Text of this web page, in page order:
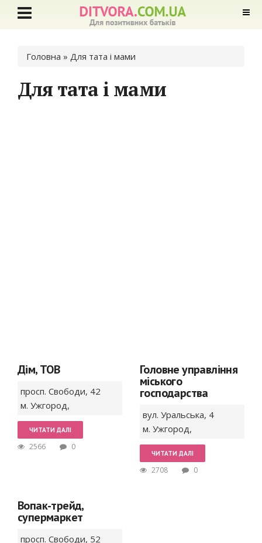
Ви є тут
Головна » Для тата і мами
Для тата і мами
Дім, ТОВ
просп. Свободи, 42
м. Ужгород,
ЧИТАТИ ДАЛІ
2566 0
Головне управління
міського
господарства
вул. Уральська, 4
м. Ужгород,
ЧИТАТИ ДАЛІ
2708 0
Вопак-трейд,
супермаркет
просп. Свободи, 52